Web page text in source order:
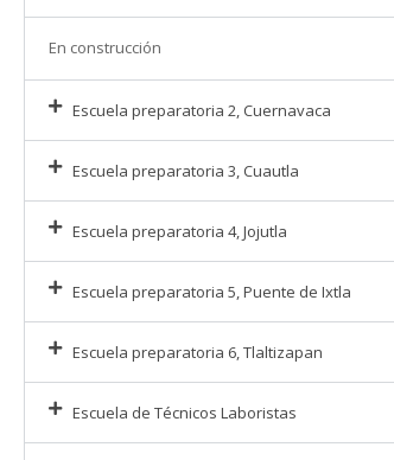
En construcción
Escuela preparatoria 2, Cuernavaca
Escuela preparatoria 3, Cuautla
Escuela preparatoria 4, Jojutla
Escuela preparatoria 5, Puente de Ixtla
Escuela preparatoria 6, Tlaltizapan
Escuela de Técnicos Laboristas